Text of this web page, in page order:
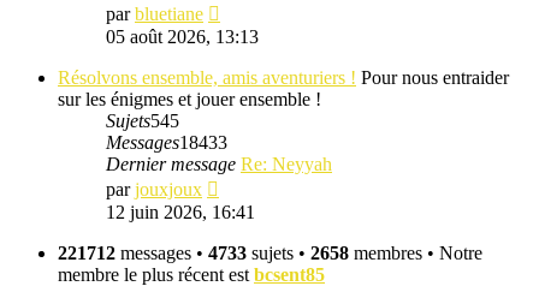
parbluetiane
le
message
05 août 2026, 13:13
Résolvons ensemble, amis aventuriers ! Pour nous entraider
sur les énigmes et jouer ensemble !
Sujets545
Messages18433
Dernier message Re: Neyyah
parjouxjoux
le
message
12 juin 2026, 16:41
221712 messages • 4733 sujets • 2658 membres • Notre
membre le plus récent est bcsent85